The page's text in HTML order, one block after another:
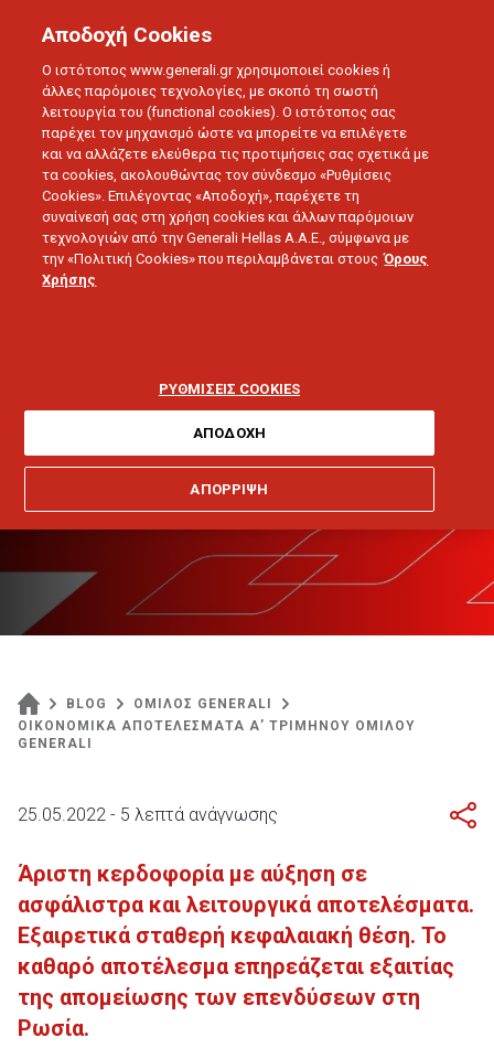
ΟΜΙΛΟΣ GENERALI
Οικονομικά
Τριμήνου Ομίλου
Generali
BLOG
ΟΜΙΛΟΣ GENERALI
ΟΙΚΟΝΟΜΙΚΑ ΑΠΟΤΕΛΕΣΜΑΤΑ Α’ ΤΡΙΜΗΝΟΥ ΟΜΙΛΟΥ
GENERALI
25.05.2022 - 5 λεπτά ανάγνωσης
Άριστη κερδοφορία με αύξηση σε
ασφάλιστρα και λειτουργικά αποτελέσματα.
Εξαιρετικά σταθερή κεφαλαιακή θέση. Το
καθαρό αποτέλεσμα επηρεάζεται εξαιτίας
της απομείωσης των επενδύσεων στη
Ρωσία.
Αποδοχή Cookies
Ο ιστότοπος www.generali.gr χρησιμοποιεί cookies ή
άλλες παρόμοιες τεχνολογίες, με σκοπό τη σωστή
λειτουργία του (functional cookies). Ο ιστότοπος σας
παρέχει τον μηχανισμό ώστε να μπορείτε να επιλέγετε
και να αλλάζετε ελεύθερα τις προτιμήσεις σας σχετικά με
τα cookies, ακολουθώντας τον σύνδεσμο «Ρυθμίσεις
Cookies». Επιλέγοντας «Αποδοχή», παρέχετε τη
συναίνεσή σας στη χρήση cookies και άλλων παρόμοιων
τεχνολογιών από την Generali Hellas A.A.E., σύμφωνα με
την «Πολιτική Cookies» που περιλαμβάνεται στους Όρους
Χρήσης
ΡΥΘΜΙΣΕΙΣ COOKIES
ΑΠΟΡΡΙΨΗ
ΑΠΟΔΟΧΗ